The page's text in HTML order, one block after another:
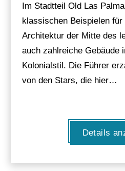
Im Stadtteil Old Las
klassischen Beispielen
Architektur der Mitte des
auch zahlreiche Gebäude
Kolonialstil. Die Führer
von den Stars, die hier…
Details